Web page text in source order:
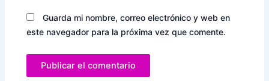
Guarda mi nombre, correo electrónico y web en
este navegador para la próxima vez que comente.